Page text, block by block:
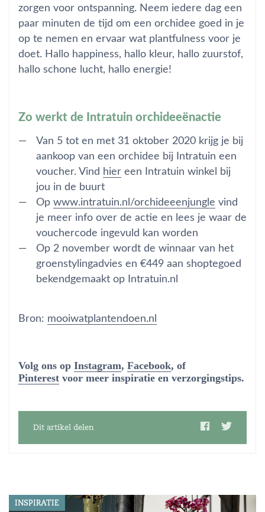
zorgen voor ontspanning. Neem iedere dag een
paar minuten de tijd om een orchidee goed in je
op te nemen en ervaar wat plantfulness voor je
doet. Hallo happiness, hallo kleur, hallo zuurstof,
hallo schone lucht, hallo energie!
Zo werkt de Intratuin orchideeënactie
Van 5 tot en met 31 oktober 2020 krijg je bij
aankoop van een orchidee bij Intratuin een
voucher. Vind hier een Intratuin winkel bij
jou in de buurt
Op www.intratuin.nl/orchideeenjungle vind
je meer info over de actie en lees je waar de
vouchercode ingevuld kan worden
Op 2 november wordt de winnaar van het
groenstylingadvies en €449 aan shoptegoed
bekendgemaakt op Intratuin.nl
Bron: mooiwatplantendoen.nl
Volg ons op Instagram, Facebook, of
Pinterest voor meer inspiratie en verzorgingstips.
Dit artikel delen
INSPIRATIE